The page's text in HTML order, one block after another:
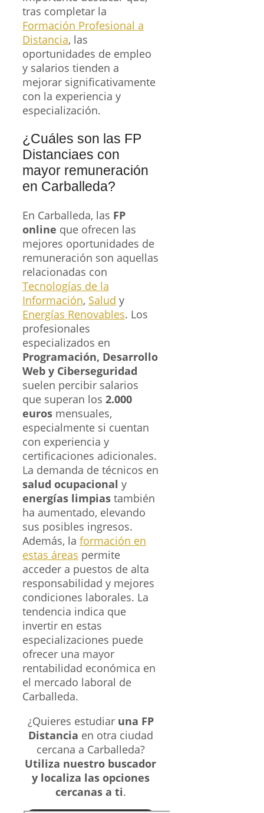
tras completar la
Formación Profesional a
Distancia, las
oportunidades de empleo
y salarios tienden a
mejorar significativamente
con la experiencia y
especialización.
¿Cuáles son las FP
Distanciaes con
mayor remuneración
en Carballeda?
En Carballeda, las FP
online que ofrecen las
mejores oportunidades de
remuneración son aquellas
relacionadas con
Tecnologías de la
Información, Salud y
Energías Renovables. Los
profesionales
especializados en
Programación, Desarrollo
Web y Ciberseguridad
suelen percibir salarios
que superan los 2.000
euros mensuales,
especialmente si cuentan
con experiencia y
certificaciones adicionales.
La demanda de técnicos en
salud ocupacional y
energías limpias también
ha aumentado, elevando
sus posibles ingresos.
Además, la formación en
estas áreas permite
acceder a puestos de alta
responsabilidad y mejores
condiciones laborales. La
tendencia indica que
invertir en estas
especializaciones puede
ofrecer una mayor
rentabilidad económica en
el mercado laboral de
Carballeda.
¿Quieres estudiar una FP
Distancia en otra ciudad
cercana a Carballeda?
Utiliza nuestro buscador
y localiza las opciones
cercanas a ti.